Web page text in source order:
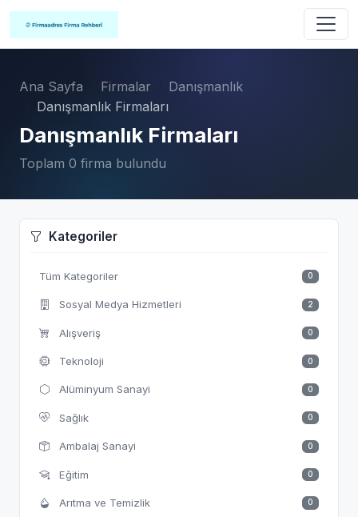
Ana Sayfa Firmalar
Danışmanlık
Danışmanlık Firmaları
Danışmanlık Firmaları
Toplam 0 firma bulundu
Kategoriler
Tüm Kategoriler 0
Sosyal Medya Hizmetleri 2
Alışveriş 0
Teknoloji 0
Alüminyum Sanayi 0
Sağlık 0
Ambalaj Sanayi 0
Eğitim 0
Arıtma ve Temizlik 0